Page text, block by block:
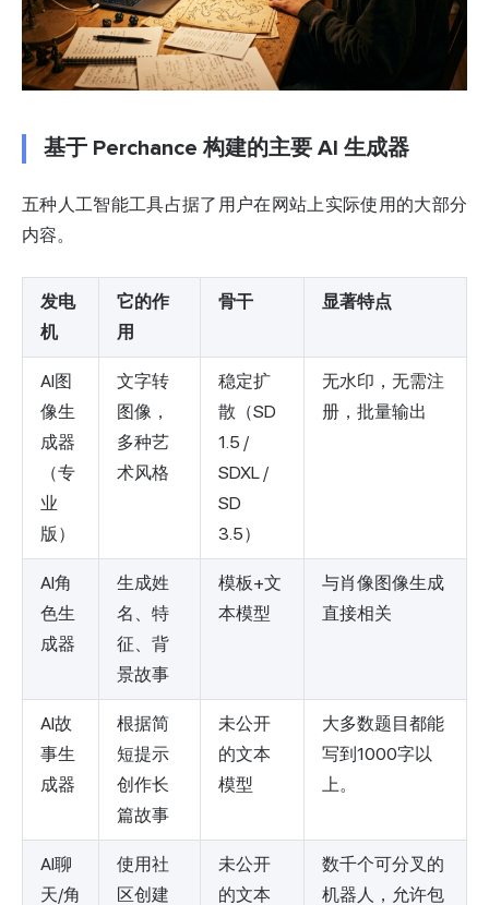
基于 Perchance 构建的主要 AI 生成器
五种人工智能工具占据了用户在网站上实际使用的大部分
内容。
发电
机
它的作
用
骨干 显著特点
AI图
像生
成器
（专
业
版）
文字转
图像，
多种艺
术风格
稳定扩
散（SD
1.5 /
SDXL /
SD
3.5）
无水印，无需注
册，批量输出
AI角
色生
成器
生成姓
名、特
征、背
景故事
模板+文
本模型
与肖像图像生成
直接相关
AI故
事生
成器
根据简
短提示
创作长
篇故事
未公开
的文本
模型
大多数题目都能
写到1000字以
上。
AI聊
天/角
使用社
区创建
未公开
的文本
数千个可分叉的
机器人，允许包